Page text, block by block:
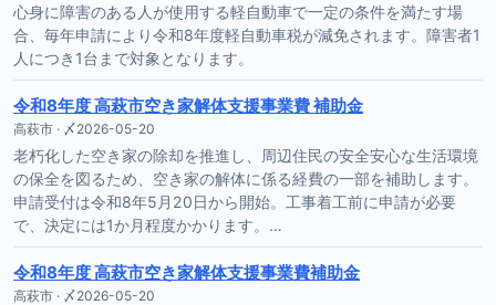
心身に障害のある人が使用する軽自動車で一定の条件を満たす場
合、毎年申請により令和8年度軽自動車税が減免されます。障害者1
人につき1台まで対象となります。
令和8年度 高萩市空き家解体支援事業費 補助金
高萩市 · 〆2026-05-20
老朽化した空き家の除却を推進し、周辺住民の安全安心な生活環境
の保全を図るため、空き家の解体に係る経費の一部を補助します。
申請受付は令和8年5月20日から開始。工事着工前に申請が必要
で、決定には1か月程度かかります。…
令和8年度 高萩市空き家解体支援事業費補助金
高萩市 · 〆2026-05-20